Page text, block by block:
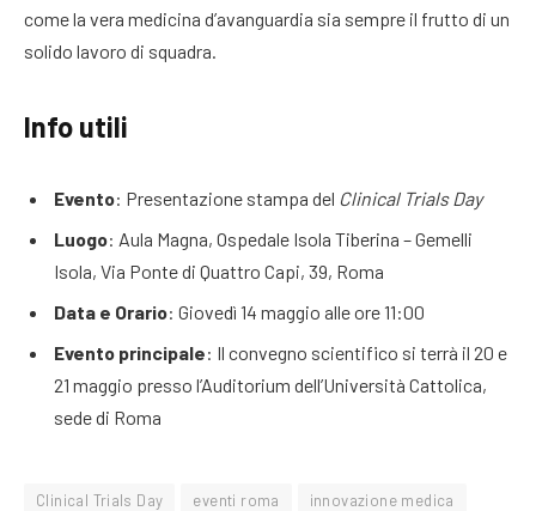
come la vera medicina d’avanguardia sia sempre il frutto di un
solido lavoro di squadra.
Info utili
Evento: Presentazione stampa del Clinical Trials Day
Luogo: Aula Magna, Ospedale Isola Tiberina – Gemelli
Isola, Via Ponte di Quattro Capi, 39, Roma
Data e Orario: Giovedì 14 maggio alle ore 11:00
Evento principale: Il convegno scientifico si terrà il 20 e
21 maggio presso l’Auditorium dell’Università Cattolica,
sede di Roma
Clinical Trials Day eventi roma
innovazione medica